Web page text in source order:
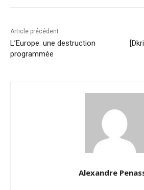
Article précédent
L’Europe: une destruction
programmée
Alexandre